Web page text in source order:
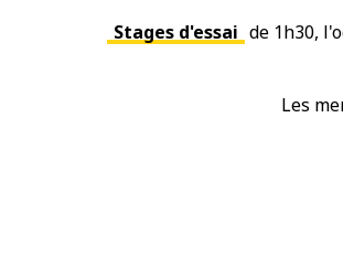
Stages d'essai de 1h30,
Les